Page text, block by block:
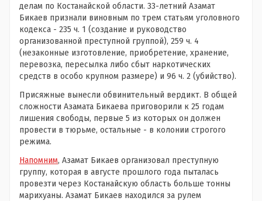
делам по Костанайской области. 33-летний Азамат
Бикаев признали виновным по трем статьям уголовного
кодекса - 235 ч. 1 (создание и руководство
организованной преступной группой), 259 ч. 4
(незаконные изготовление, приобретение, хранение,
перевозка, пересылка либо сбыт наркотических
средств в особо крупном размере) и 96 ч. 2 (убийство).
Присяжные вынесли обвинительный вердикт. В общей
сложности Азамата Бикаева приговорили к 25 годам
лишения свободы, первые 5 из которых он должен
провести в тюрьме, остальные - в колонии строгого
режима.
Напомним, Азамат Бикаев организовал преступную
группу, которая в августе прошлого года пыталась
провезти через Костанайскую область больше тонны
марихуаны. Азамат Бикаев находился за рулем